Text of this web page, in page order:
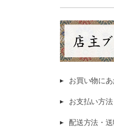
お買い物に
お支払い方法
配送方法・